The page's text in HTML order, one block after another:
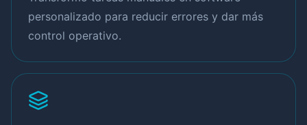
personalizado para reducir errores y dar más
control operativo.